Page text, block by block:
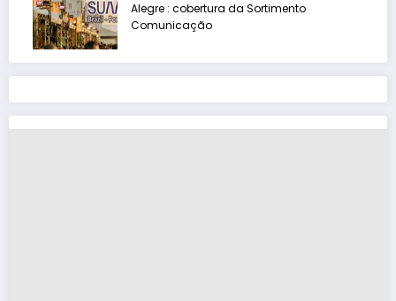
Alegre : cobertura da Sortimento
Comunicação